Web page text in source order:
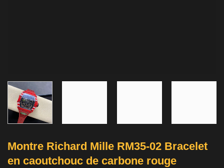
Montre Richard Mille RM35-02 Bracelet
en caoutchouc de carbone rouge